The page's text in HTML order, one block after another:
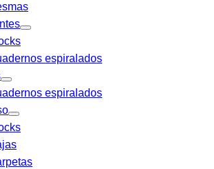
espiralados
espiralados